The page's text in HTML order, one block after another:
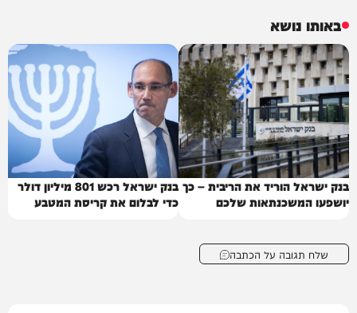
באותו נושא
בנק ישראל הוריד את הריבית – כך
יושפעו המשכנתאות שלכם
בנק ישראל רכש 801 מיליון דולר
כדי לבלום את קריסת המטבע
שלח תגובה על הכתבה